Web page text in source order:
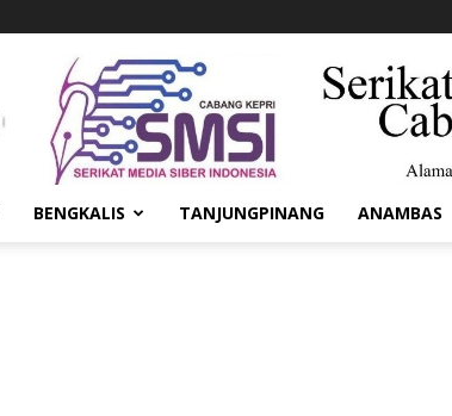
BENGKALIS TANJUNGPINANG ANAMBAS